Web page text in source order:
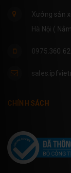
Xưởng sản
Hà Nội (
CHÍNH SÁCH